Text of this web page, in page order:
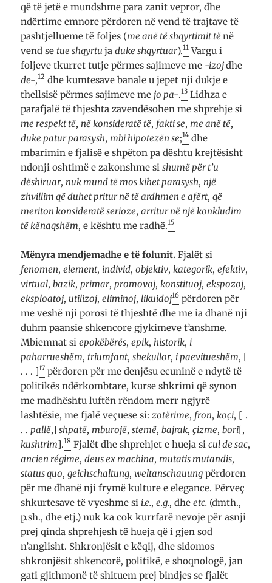
që të jetë e mundshme para zanit vepror, dhe
ndërtime emnore përdoren në vend të trajtave të
pashtjellueme të foljes (me anë të shqyrtimit tënë
vend setue shqyrtujaduke shqyrtuar).11 Vargu i
foljeve tkurret tutje përmes sajimeve me -izojdhe
de-,12 dhe kumtesave banale u jepet nji dukje e
thellsisë përmes sajimeve me jo pa-.13 Lidhza e
parafjalë të thjeshta zavendësohen me shprehje si
me respekt të, në konsideratë të, fakti se, me anë të,
duke patur parasysh, mbi hipotezën se;14 dhe
mbarimin e fjalisë e shpëton pa dështu krejtësisht
ndonji oshtimë e zakonshme sishumë për t’u
dëshiruar, nuk mund të mos kihet parasysh, një
zhvillim që duhet pritur në të ardhmen e afërt,që
meriton konsideratë serioze,arritur në një konkludim
të kënaqshëm, e kështu me radhë.15
Mënyra mendjemadhe e të folunit. Fjalët si
fenomen,element, individ,objektiv, kategorik,efektiv,
virtual,bazik, primar, promovoj, konstituoj,ekspozoj,
eksploatoj, utilizoj,eliminoj,likuidoj16 përdoren për
me veshë nji porosi të thjeshtë dhe me ia dhanë nji
duhm paansie shkencore gjykimeve t’anshme.
Mbiemnat siepokëbërës,epik, historik, i
paharrueshëm,triumfant,shekullor, i paevitueshëm, [
. . . ]17 përdoren për me denjësu ecuninë e ndytë të
politikës ndërkombtare, kurse shkrimi që synon
me madhështu luftën rëndom merr ngjyrë
lashtësie, me fjalë veçuese si: zotërime, fron, koçi, [ .
. . pallë,]shpatë, mburojë,stemë,bajrak,çizme,bori[,
kushtrim].18 Fjalët dhe shprehjet e hueja sicul de sac,
ancien régime,deus ex machina, mutatis mutandis,
status quo,geichschaltung,weltanschauung përdoren
për me dhanë nji frymë kulture e elegance. Përveç
shkurtesave të vyeshme si i.e.,e.g., dheetc. (dmth.,
p.sh., dhe etj.) nuk ka cok kurrfarë nevoje për asnji
prej qinda shprehjesh të hueja që i gjen sod
n’anglisht. Shkronjësit e këqij, dhe sidomos
shkronjësit shkencorë, politikë, e shoqnologë, jan
gati gjithmonë të shituem prej bindjes se fjalët